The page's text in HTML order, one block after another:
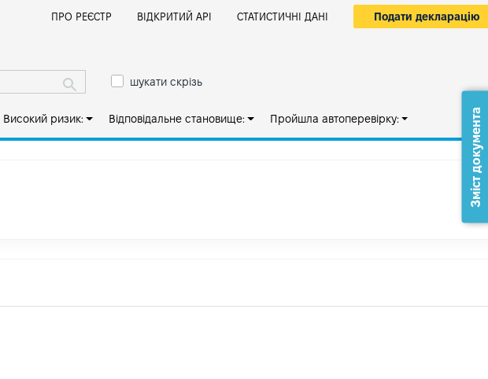
ПРО РЕЄСТР ВІДКРИТИЙ АРІ СТАТИСТИЧНІ ДАНІ Подати декларацію
шукати скрізь
Високий ризик: Відповідальне становище: Пройшла автоперевірку: Зміст документа